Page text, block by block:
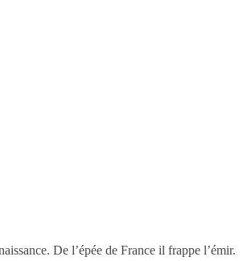
De l’épée de France il frappe l’émir.